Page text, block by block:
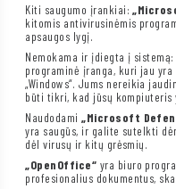
Kiti saugumo įrankiai:
kitomis antivirusinėmis
apsaugos lygį.
Nemokama ir įdiegta į
programinė įranga, kuri jau
„Windows“. Jums nereikia
būti tikri, kad jūsų kompiuteris
Naudodami„Microsoft
yra saugūs, ir galite sutelkti
dėl virusų ir kitų grėsmių.
„OpenOffice“ yra biuro
profesionalius dokumentus,